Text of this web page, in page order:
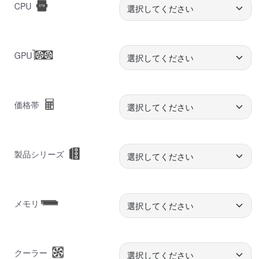
CPU
GPU
価格帯
製品シリーズ
メモリ
クーラー